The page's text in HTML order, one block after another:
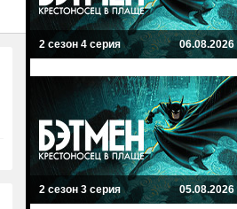
2 сезон 4 серия 06.08.2026
2 сезон 3 серия 05.08.2026